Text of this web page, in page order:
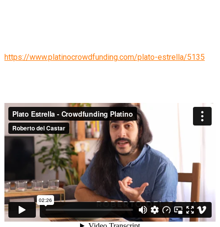
https://www.platinocrowdfunding.com/plato-estrella/5135